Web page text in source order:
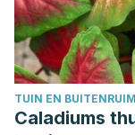
TUIN EN
Caladiums